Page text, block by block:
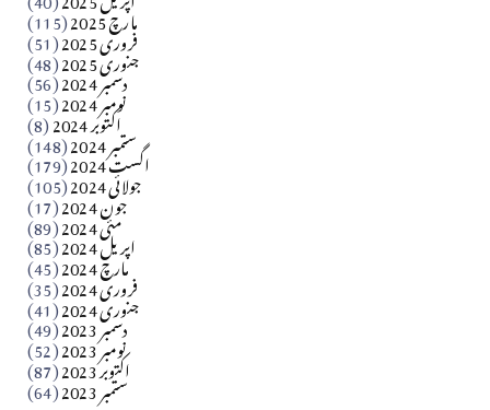
آزاد کشمیر جیسے احتجاج کی ضرورت ہے؟ از،،، ظہیرالدین
مارچ 2025 (115) فروری 2025 (51) جنوری 2025 (48) دسمبر 2024 (56) نومبر 2024 (15) اکتوبر 2024 (8) ستمبر 2024 (148) اگست 2024 (179) جولائی 2024 (105) جون 2024 (17) مئی 2024 (89) اپریل 2024 (85) مارچ 2024 (45) فروری 2024 (35) جنوری 2024 (41) دسمبر 2023 (49) نومبر 2023 (52) اکتوبر 2023 (87) ستمبر 2023 (64)